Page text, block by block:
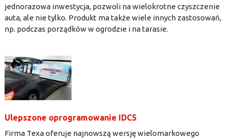
jednorazowa inwestycja, pozwoli na wielokrotne czyszczenie
auta, ale nie tylko. Produkt ma także wiele innych zastosowań,
np. podczas porządków w ogrodzie i na tarasie.
Ulepszone oprogramowanie IDC5
Firma Texa oferuje najnowszą wersję wielomarkowego